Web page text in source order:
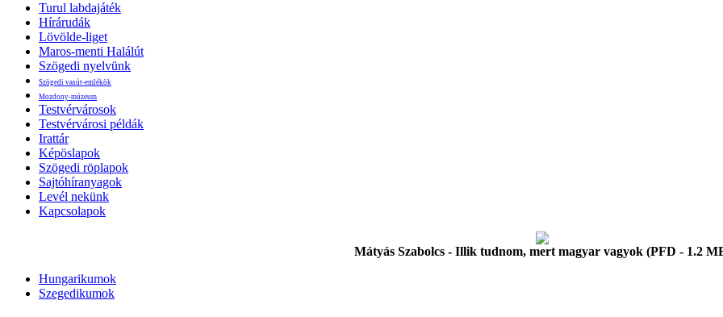
Turul labdajáték
Hírárudák
Lövölde-liget
Maros-menti Halálút
Szögedi nyelvünk
Szögedi vasút-emlékök
Mozdony-múzeum
Testvérvárosok
Testvérvárosi példák
Irattár
Képöslapok
Szögedi röplapok
Sajtóhíranyagok
Levél nekünk
Kapcsolapok
Mátyás Szabolcs - Illik tudnom, mert magyar vagyok (PFD - 1.2
Hungarikumok
Szegedikumok